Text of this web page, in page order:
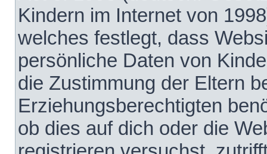
Kindern im Internet von
welches festlegt, dass
persönliche Daten von
die Zustimmung der Eltern
Erziehungsberechtigten
ob dies auf dich oder die